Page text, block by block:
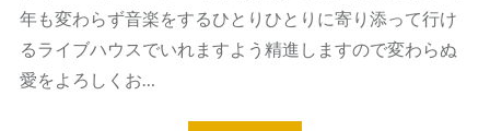
年も変わらず音楽をするひとりひとりに寄り添って行け
るライブハウスでいれますよう精進しますので変わらぬ
愛をよろしくお…